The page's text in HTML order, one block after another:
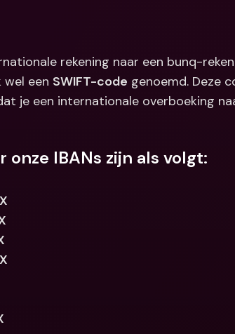
rekening naar een bunq-
wel een SWIFT-code genoemd. Deze
je een internationale overboeking
onze IBANs zijn als volgt: